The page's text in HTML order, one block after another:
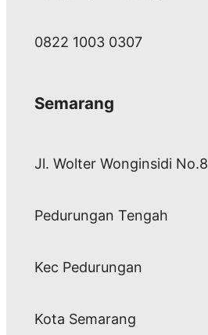
0822 1003 0307
Semarang
Jl. Wolter Wonginsidi No.8
Pedurungan Tengah
Kec Pedurungan
Kota Semarang